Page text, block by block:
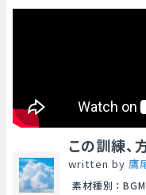
この訓練、
written by鷹
素材種別 ： BGM